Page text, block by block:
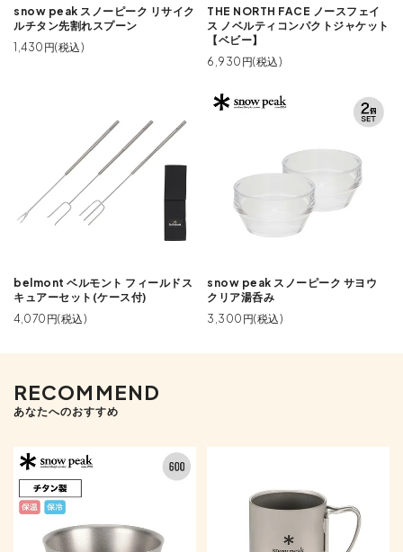
snow peak スノーピーク リサイク
ルチタン先割れスプーン
1,430円(税込)
THE NORTH FACE ノースフェイ
ス ノベルティコンパクトジャケット
【ベビー】
6,930円(税込)
belmont ベルモント フィールドス
キュアーセット(ケース付)
4,070円(税込)
snow peak スノーピーク サヨウ
クリア湯呑み
3,300円(税込)
RECOMMEND
あなたへのおすすめ